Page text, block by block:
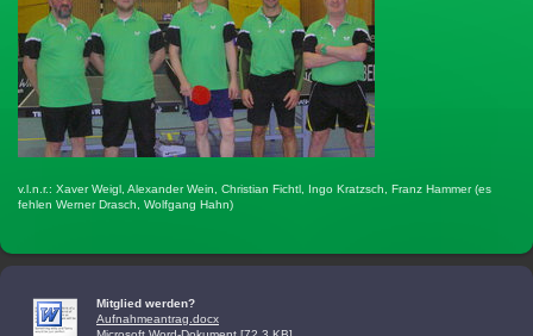
v.l.n.r.: Xaver Weigl, Alexander Wein, Christian Fichtl, Ingo Kratzsch, Franz Hammer (es
fehlen Werner Drasch, Wolfgang Hahn)
Mitglied werden?
Aufnahmeantrag.docx